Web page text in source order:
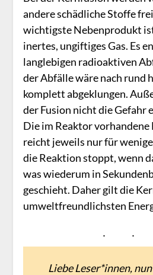
andere schädliche Stoffe
wichtigste Nebenprodukt
inertes, ungiftiges Gas. Es
langlebigen radioaktiven
der Abfälle wäre nach rund
komplett abgeklungen.
der Fusion nicht die Gefahr
Die im Reaktor
reicht jeweils nur für wenige
die Reaktion stoppt, wenn
was wiederum in
geschieht. Daher gilt die
umweltfreundlichsten
Liebe Leser*innen,